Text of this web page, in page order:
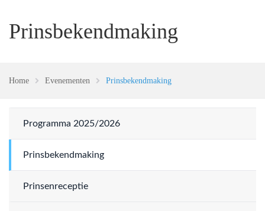
Prinsbekendmaking
Home Evenementen Prinsbekendmaking
Programma 2025/2026
Prinsbekendmaking
Prinsenreceptie